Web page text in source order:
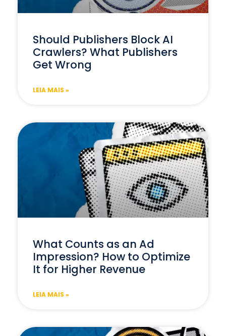
Should Publishers Block AI
Crawlers? What Publishers
Get Wrong
LEIA MAIS »
What Counts as an Ad
Impression? How to Optimize
It for Higher Revenue
LEIA MAIS »